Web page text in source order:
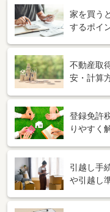
家を買う
するポイ
不動産取
安・計算
登録免許
りやすく
引越し手
や引越し